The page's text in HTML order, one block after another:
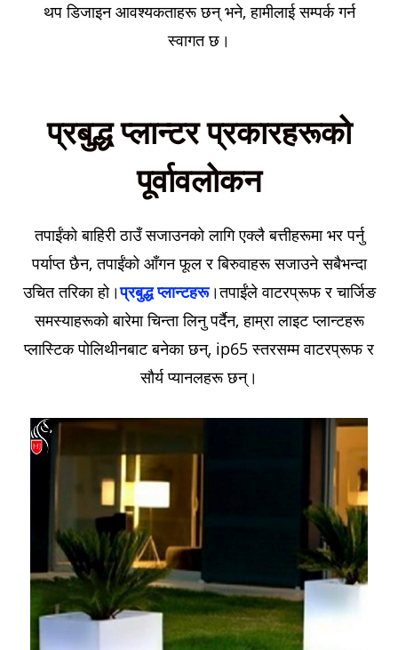
थप डिजाइन आवश्यकताहरू छन् भने, हामीलाई सम्पर्क गर्न
स्वागत छ।
प्रबुद्ध प्लान्टर प्रकारहरूको
पूर्वावलोकन
तपाईंको बाहिरी ठाउँ सजाउनको लागि एक्लै बत्तीहरूमा भर पर्नु
पर्याप्त छैन, तपाईंको आँगन फूल र बिरुवाहरू सजाउने सबैभन्दा
उचित तरिका हो।प्रबुद्ध प्लान्टहरू।तपाईंले वाटरप्रूफ र चार्जिङ
समस्याहरूको बारेमा चिन्ता लिनु पर्दैन, हाम्रा लाइट प्लान्टहरू
प्लास्टिक पोलिथीनबाट बनेका छन्, ip65 स्तरसम्म वाटरप्रूफ र
सौर्य प्यानलहरू छन्।